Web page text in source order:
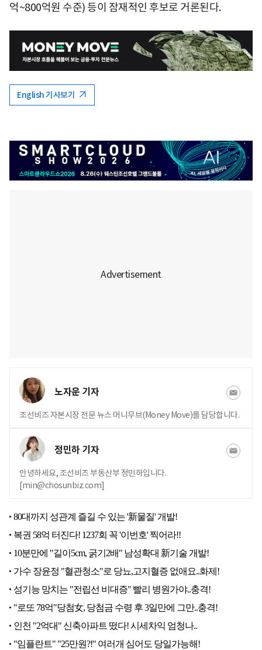
억~800억원 수준) 등이 잠재적인 후보로 거론된다.
English 기사보기
노자운 기자
조선비즈 자본시장 전문 뉴스 머니무브(Money Move)를 담당합니다.
정민하 기자
안녕하세요, 조선비즈 부동산부 정민하입니다.
[min@chosunbiz.com]